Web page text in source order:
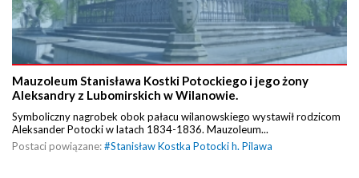
Mauzoleum Stanisława Kostki Potockiego i jego żony
Aleksandry z Lubomirskich w Wilanowie.
Symboliczny nagrobek obok pałacu wilanowskiego wystawił rodzicom
Aleksander Potocki w latach 1834-1836. Mauzoleum...
Postaci powiązane:#Stanisław Kostka Potocki h. Pilawa